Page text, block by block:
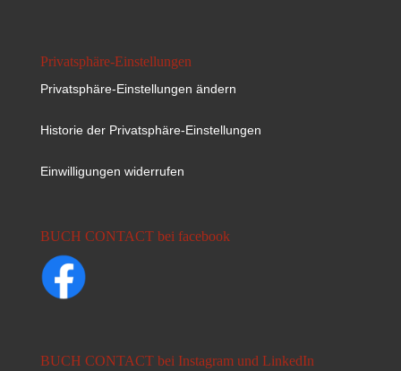
Privatsphäre-Einstellungen
Privatsphäre-Einstellungen ändern
Historie der Privatsphäre-Einstellungen
Einwilligungen widerrufen
BUCH CONTACT bei facebook
BUCH CONTACT bei Instagram und LinkedIn